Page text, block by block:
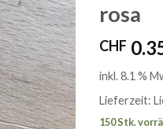
Auf die
Wunschliste
rosa
CHF
inkl. 8.1 %
Lieferzeit:
150 Stk.